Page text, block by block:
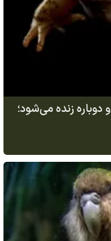
و دوباره زنده می‌شود؛